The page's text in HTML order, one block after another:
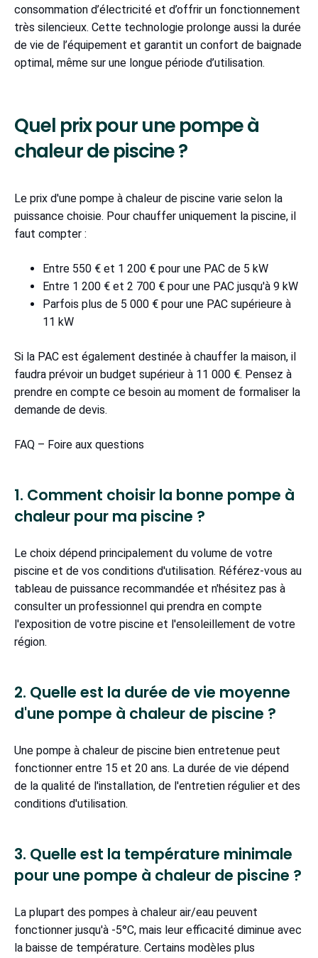
consommation d’électricité et d’offrir un fonctionnement
très silencieux. Cette technologie prolonge aussi la durée
de vie de l’équipement et garantit un confort de baignade
optimal, même sur une longue période d’utilisation.
Quel prix pour une pompe à
chaleur de piscine ?
Le prix d'une pompe à chaleur de piscine varie selon la
puissance choisie. Pour chauffer uniquement la piscine, il
faut compter :
Entre 550 € et 1 200 € pour une PAC de 5 kW
Entre 1 200 € et 2 700 € pour une PAC jusqu'à 9 kW
Parfois plus de 5 000 € pour une PAC supérieure à
11 kW
Si la PAC est également destinée à chauffer la maison, il
faudra prévoir un budget supérieur à 11 000 €. Pensez à
prendre en compte ce besoin au moment de formaliser la
demande de devis.
FAQ – Foire aux questions
1. Comment choisir la bonne pompe à
chaleur pour ma piscine ?
Le choix dépend principalement du volume de votre
piscine et de vos conditions d'utilisation. Référez-vous au
tableau de puissance recommandée et n'hésitez pas à
consulter un professionnel qui prendra en compte
l'exposition de votre piscine et l'ensoleillement de votre
région.
2. Quelle est la durée de vie moyenne
d'une pompe à chaleur de piscine ?
Une pompe à chaleur de piscine bien entretenue peut
fonctionner entre 15 et 20 ans. La durée de vie dépend
de la qualité de l'installation, de l'entretien régulier et des
conditions d'utilisation.
3. Quelle est la température minimale
pour une pompe à chaleur de piscine ?
La plupart des pompes à chaleur air/eau peuvent
fonctionner jusqu'à -5°C, mais leur efficacité diminue avec
la baisse de température. Certains modèles plus